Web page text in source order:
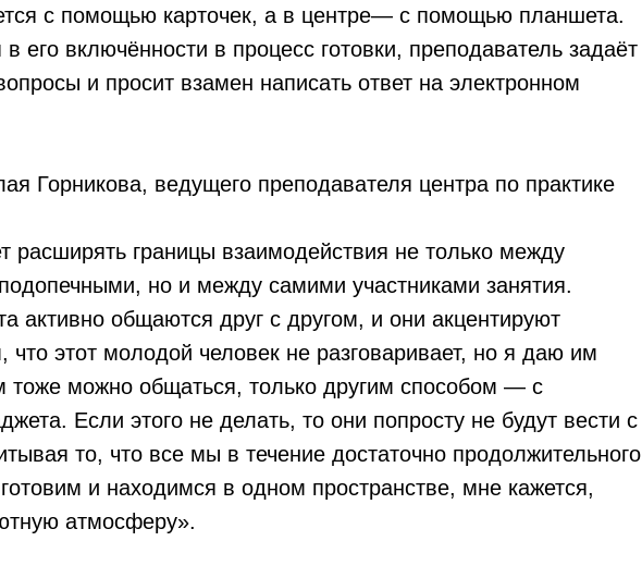
с помощью карточек, а в центре— с помощью планшета.
его включённости в процесс готовки, преподаватель задаёт
и просит взамен написать ответ на электронном
Горникова, ведущего преподавателя центра по практике
расширять границы взаимодействия не только между
но и между самими участниками занятия.
активно общаются друг с другом, и они акцентируют
что этот молодой человек не разговаривает, но я даю им
тоже можно общаться, только другим способом — с
Если этого не делать, то они попросту не будут вести с
то, что все мы в течение достаточно продолжительного
и находимся в одном пространстве, мне кажется,
атмосферу».